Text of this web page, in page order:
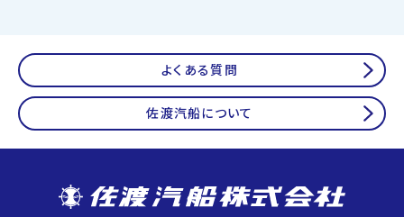
よくある質問
佐渡汽船について